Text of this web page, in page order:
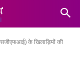
के खिलाड़ियों की
(एसजीएफआई)
पत्र डीजीलॉकर